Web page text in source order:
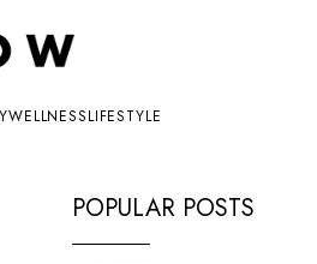
WELLNESSLIFESTYLE
POPULAR POSTS